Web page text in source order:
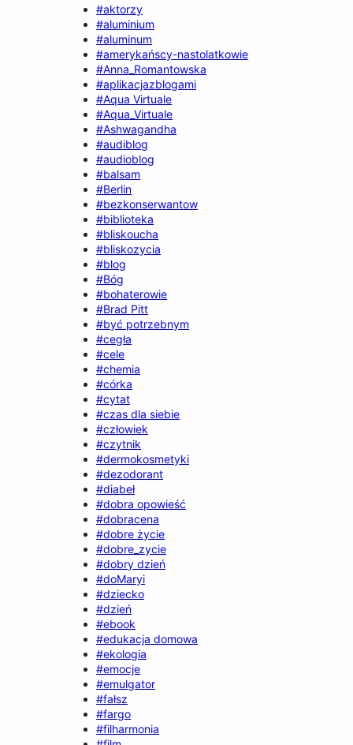
#aktorzy
#aluminium
#aluminum
#amerykańscy-nastolatkowie
#Anna_Romantowska
#aplikacjazblogami
#Aqua Virtuale
#Aqua_Virtuale
#Ashwagandha
#audiblog
#audioblog
#balsam
#Berlin
#bezkonserwantow
#biblioteka
#bliskoucha
#bliskozycia
#blog
#Bóg
#bohaterowie
#Brad Pitt
#być potrzebnym
#cegła
#cele
#chemia
#córka
#cytat
#czas dla siebie
#człowiek
#czytnik
#dermokosmetyki
#dezodorant
#diabeł
#dobra opowieść
#dobracena
#dobre życie
#dobre_zycie
#dobry dzień
#doMaryi
#dziecko
#dzień
#ebook
#edukacja domowa
#ekologia
#emocje
#emulgator
#fałsz
#fargo
#filharmonia